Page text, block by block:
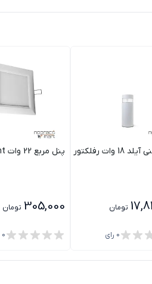
سفید 40 سانتی متری مازی نور
تومان
0 رای
پنل مربع 22 وات Back Light لامپ نور
305,000 تومان
0